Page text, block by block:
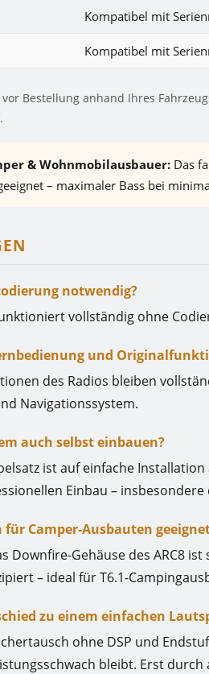
Kompatibel mit
Kompatibel mit
Bestellung anhand Ihres
& Wohnmobilausbauer: Das
– maximaler Bass bei
notwendig?
vollständig ohne
und
des Radios bleiben
Navigationssystem.
auch selbst einbauen?
ist auf einfache
Einbau –
für Camper-Ausbauten
Downfire-Gehäuse des ARC8
– ideal für T6.1-
zu einem einfachen
ohne DSP und
bleibt. Erst